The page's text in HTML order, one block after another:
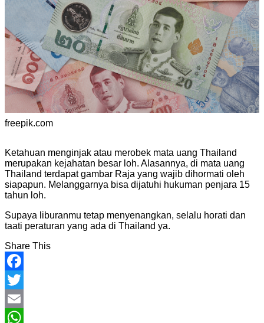
freepik.com
Ketahuan menginjak atau merobek mata uang Thailand
merupakan kejahatan besar loh. Alasannya, di mata uang
Thailand terdapat gambar Raja yang wajib dihormati oleh
siapapun. Melanggarnya bisa dijatuhi hukuman penjara 15
tahun loh.
Supaya liburanmu tetap menyenangkan, selalu horati dan
taati peraturan yang ada di Thailand ya.
Share This
Facebook
Twitter
Email